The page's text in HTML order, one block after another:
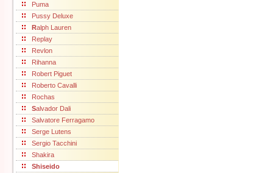
Puma
Pussy Deluxe
Ralph Lauren
Replay
Revlon
Rihanna
Robert Piguet
Roberto Cavalli
Rochas
Salvador Dali
Salvatore Ferragamo
Serge Lutens
Sergio Tacchini
Shakira
Shiseido